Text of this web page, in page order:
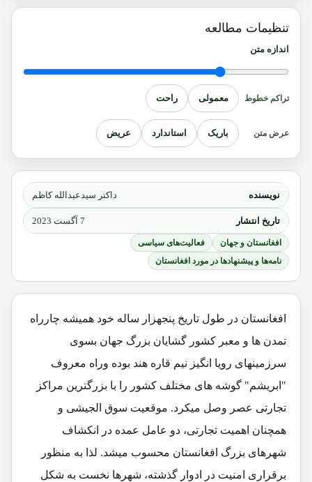
نویسنده داکتر سیدعبدالله کاظم
تاریخ انتشار 7 آگست 2023
افغانستان و جهان
فعالیت‌های سیاسی
نامه‌ها و پیشنهادها در مورد افغانستان
افغانستان در طول تاریخ پنجهزار ساله خود همیشه چارراه
تمدن ها و معبر کشور گشایان بزرگ جهان بسوی
سرزمینهای رویا انگیز نیم قاره هند بوده وراه معروف
"ابریشم" گوشه های مختلف کشور را با بزرگترین مراکز
تجارتی عصر وصل میکرد. موقعیت سوق الجیشی و
همچنان اهمیت تجارتی، دو عامل عمده در انکشاف
شهرهای بزرگ افغانستان محسوب میشد. لذا به منظور
برقراری امنیت در ادوار گذشته، شهرها نخست به شکل
تنظیمات مطالعه
اندازه متن
تراکم خطوط معمولی راحت
عرض متن باریک استاندارد عریض